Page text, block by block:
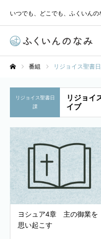
いつでも、どこでも、ふくいんの
番組 リジョイス聖書
リジョイス聖書日
課
リジョイ
イブ
ヨシュア4章 主の御業を
思い起こす